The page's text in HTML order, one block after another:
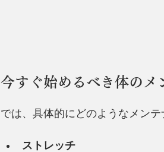
今すぐ始めるべき体のメ
では、具体的にどのようなメン
ストレッチ